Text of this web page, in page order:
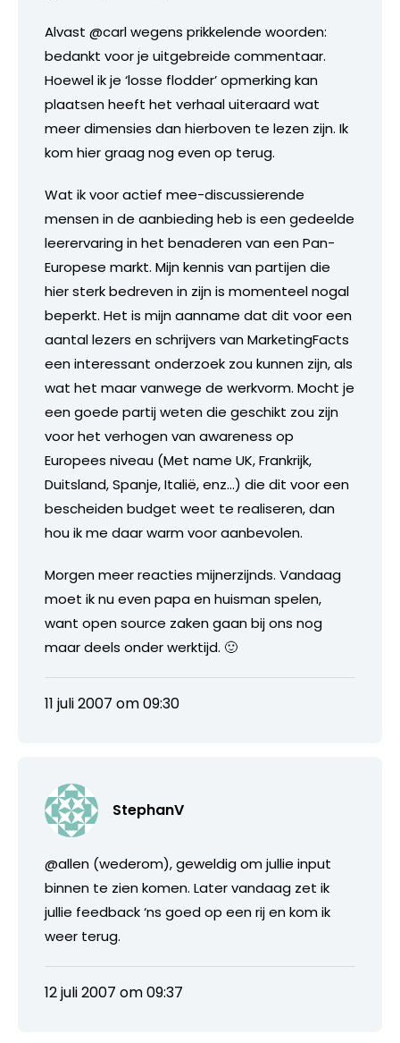
Alvast @carl wegens prikkelende woorden:
bedankt voor je uitgebreide commentaar.
Hoewel ik je ‘losse flodder’ opmerking kan
plaatsen heeft het verhaal uiteraard wat
meer dimensies dan hierboven te lezen zijn. Ik
kom hier graag nog even op terug.
Wat ik voor actief mee-discussierende
mensen in de aanbieding heb is een gedeelde
leerervaring in het benaderen van een Pan-
Europese markt. Mijn kennis van partijen die
hier sterk bedreven in zijn is momenteel nogal
beperkt. Het is mijn aanname dat dit voor een
aantal lezers en schrijvers van MarketingFacts
een interessant onderzoek zou kunnen zijn, als
wat het maar vanwege de werkvorm. Mocht je
een goede partij weten die geschikt zou zijn
voor het verhogen van awareness op
Europees niveau (Met name UK, Frankrijk,
Duitsland, Spanje, Italië, enz…) die dit voor een
bescheiden budget weet te realiseren, dan
hou ik me daar warm voor aanbevolen.
Morgen meer reacties mijnerzijnds. Vandaag
moet ik nu even papa en huisman spelen,
want open source zaken gaan bij ons nog
maar deels onder werktijd. 🙂
11 juli 2007 om 09:30
StephanV
@allen (wederom), geweldig om jullie input
binnen te zien komen. Later vandaag zet ik
jullie feedback ‘ns goed op een rij en kom ik
weer terug.
12 juli 2007 om 09:37